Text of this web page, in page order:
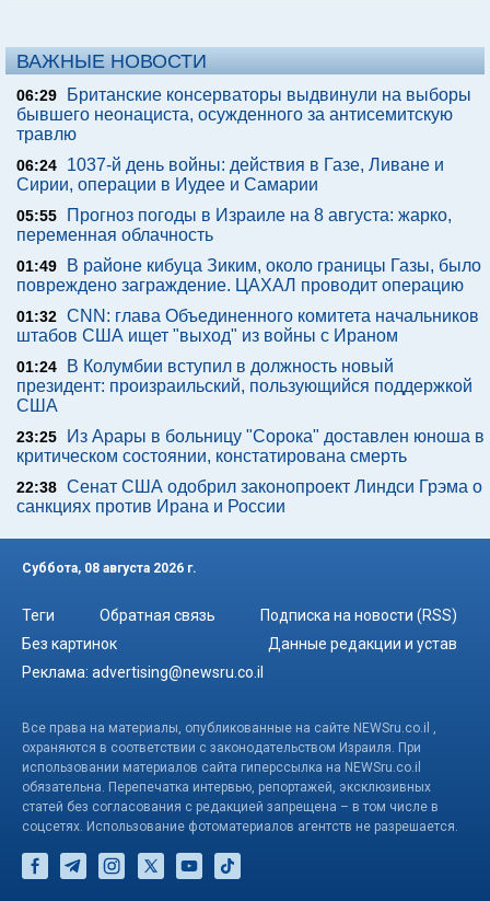
ВАЖНЫЕ НОВОСТИ
06:29
Британские консерваторы выдвинули на выборы
бывшего неонациста, осужденного за антисемитскую
травлю
06:24
1037-й день войны: действия в Газе, Ливане и
Сирии, операции в Иудее и Самарии
05:55
Прогноз погоды в Израиле на 8 августа: жарко,
переменная облачность
01:49
В районе кибуца Зиким, около границы Газы, было
повреждено заграждение. ЦАХАЛ проводит операцию
01:32 CNN: глава Объединенного комитета начальников
штабов США ищет "выход" из войны с Ираном
01:24
В Колумбии вступил в должность новый
президент: произраильский, пользующийся поддержкой
США
23:25
Из Арары в больницу "Сорока" доставлен юноша в
критическом состоянии, констатирована смерть
22:38 Сенат США одобрил законопроект Линдси Грэма о
санкциях против Ирана и России
Суббота, 08 августа 2026 г.
Теги Обратная связь
Подписка на новости (RSS)
Без картинок
Данные редакции и устав
Реклама: advertising@newsru.co.il
Все права на материалы, опубликованные на сайте NEWSru.co.il ,
охраняются в соответствии с законодательством Израиля. При
использовании материалов сайта гиперссылка на NEWSru.co.il
обязательна. Перепечатка интервью, репортажей, эксклюзивных
статей без согласования с редакцией запрещена – в том числе в
соцсетях. Использование фотоматериалов агентств не разрешается.